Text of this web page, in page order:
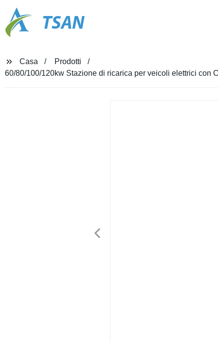
TSAN
Casa
Prodotti
60/80/100/120kw Stazione di ricarica per veicoli elettrici con